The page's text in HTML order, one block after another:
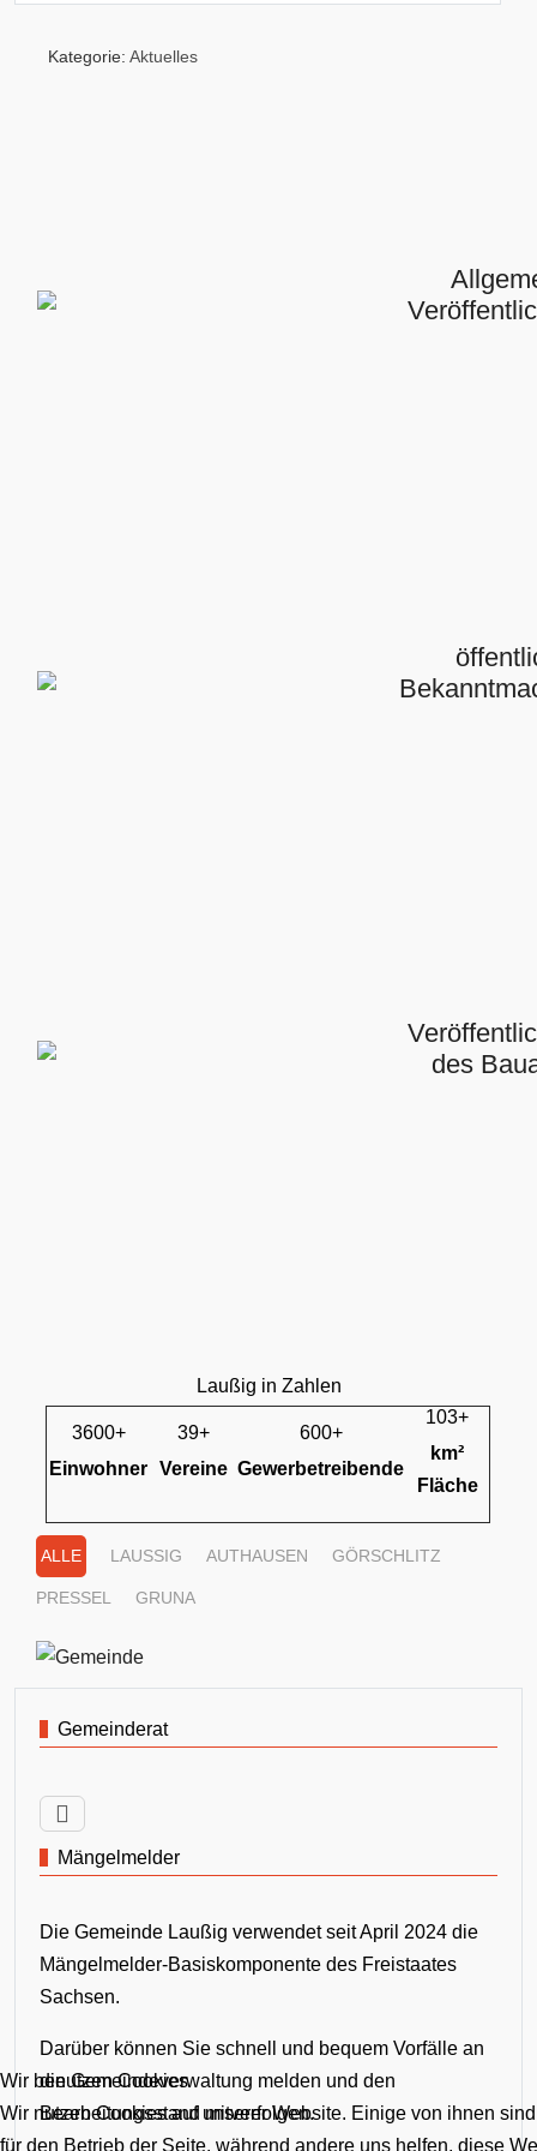
Kategorie: Aktuelles
des
Laußig in Zahlen
3600+
Einwohner
39+
Vereine
600+
Gewerbetreibende
103+
km²
Fläche
ALLE LAUSSIG AUTHAUSEN GÖRSCHLITZ
PRESSEL GRUNA
Gemeinderat
Mängelmelder
Die Gemeinde Laußig verwendet seit April 2024 die
Mängelmelder-Basiskomponente des Freistaates
Sachsen.
Darüber können Sie schnell und bequem Vorfälle an
die Gemeindeverwaltung melden und den
Bearbeitungsstand mitverfolgen.
Wir benutzen Cookies
Wir nutzen Cookies auf unserer Website. Einige von ihnen
für den Betrieb der Seite, während andere uns helfen, diese